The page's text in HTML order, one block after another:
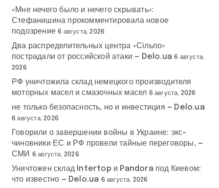
«Мне нечего было и нечего скрывать»:
Стефанишина прокомментировала новое
подозрение 6 августа, 2026
Два распределительных центра «Сільпо»
пострадали от российской атаки — Delo.ua 6 августа,
2026
РФ уничтожила склад немецкого производителя
моторных масел и смазочных масел 6 августа, 2026
не только безопасность, но и инвестиция — Delo.ua
6 августа, 2026
Говорили о завершении войны в Украине: экс-
чиновники ЕС и РФ провели тайные переговоры, —
СМИ
6 августа, 2026
Уничтожен склад Intertop и Pandora под Киевом:
что известно — Delo.ua 6 августа, 2026